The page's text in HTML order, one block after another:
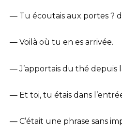
— Tu écoutais aux portes ?
— Voilà où tu en es arrivée.
— J’apportais du thé depuis
— Et toi, tu étais dans
— C’était une phrase sans